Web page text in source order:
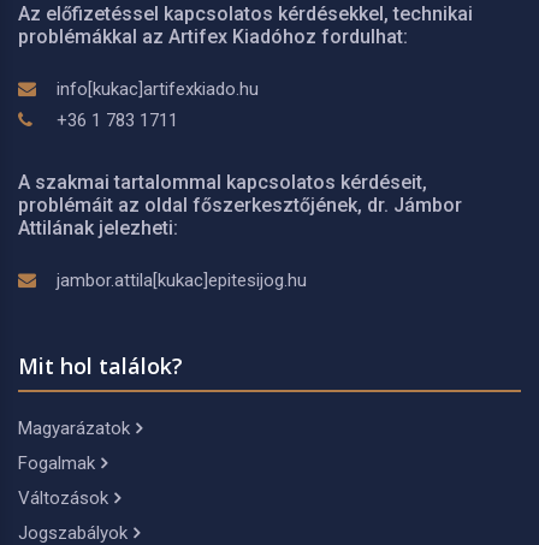
Az előfizetéssel kapcsolatos kérdésekkel, technikai
problémákkal az Artifex Kiadóhoz fordulhat:
info[kukac]artifexkiado.hu
+36 1 783 1711
A szakmai tartalommal kapcsolatos kérdéseit,
problémáit az oldal főszerkesztőjének, dr. Jámbor
Attilának jelezheti:
jambor.attila[kukac]epitesijog.hu
Mit hol találok?
Magyarázatok
Fogalmak
Változások
Jogszabályok